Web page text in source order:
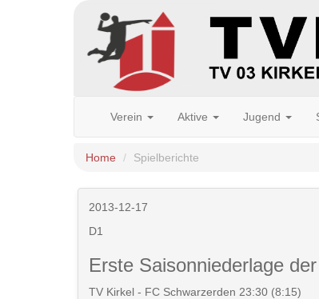
Verein Aktive Jugend
Home Spielberichte
2013-12-17
D1
Erste Saisonniederlage
TV Kirkel - FC Schwarzerden 23:30 (8:15)